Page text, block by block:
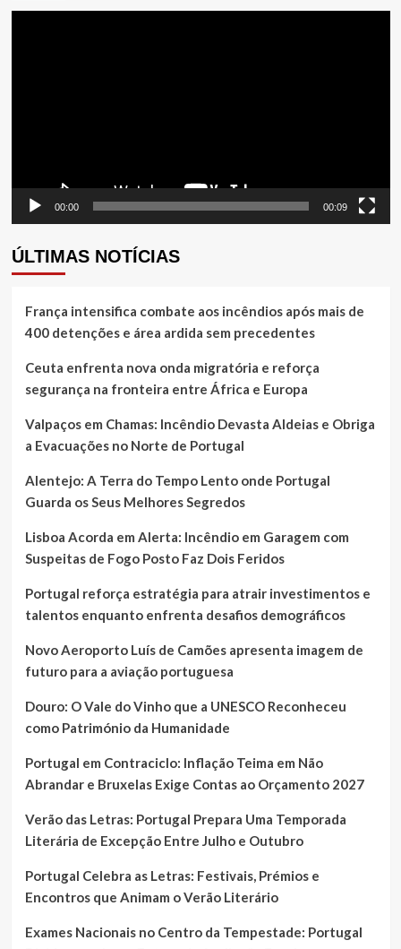
00:00 00:09
ÚLTIMAS NOTÍCIAS
França intensifica combate aos incêndios após mais de
400 detenções e área ardida sem precedentes
Ceuta enfrenta nova onda migratória e reforça
segurança na fronteira entre África e Europa
Valpaços em Chamas: Incêndio Devasta Aldeias e Obriga
a Evacuações no Norte de Portugal
Alentejo: A Terra do Tempo Lento onde Portugal
Guarda os Seus Melhores Segredos
Lisboa Acorda em Alerta: Incêndio em Garagem com
Suspeitas de Fogo Posto Faz Dois Feridos
Portugal reforça estratégia para atrair investimentos e
talentos enquanto enfrenta desafios demográficos
Novo Aeroporto Luís de Camões apresenta imagem de
futuro para a aviação portuguesa
Douro: O Vale do Vinho que a UNESCO Reconheceu
como Património da Humanidade
Portugal em Contraciclo: Inflação Teima em Não
Abrandar e Bruxelas Exige Contas ao Orçamento 2027
Verão das Letras: Portugal Prepara Uma Temporada
Literária de Excepção Entre Julho e Outubro
Portugal Celebra as Letras: Festivais, Prémios e
Encontros que Animam o Verão Literário
Exames Nacionais no Centro da Tempestade: Portugal